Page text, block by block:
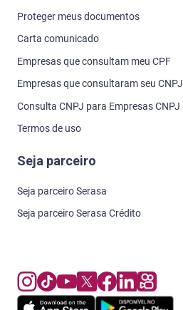
Proteger meus documentos
Carta comunicado
Empresas que consultam meu CPF
Empresas que consultaram seu CNPJ
Consulta CNPJ para Empresas CNPJ
Termos de uso
Seja parceiro
Seja parceiro Serasa
Seja parceiro Serasa Crédito